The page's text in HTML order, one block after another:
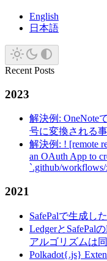
English
日本語
Recent Posts
2023
解決例: OneNote
号に変換される
解決例: ! [remote
an OAuth App to
`.github/
2021
SafePalで生成し
LedgerとSafePal
アルゴリズムは
Polkadot{.js}